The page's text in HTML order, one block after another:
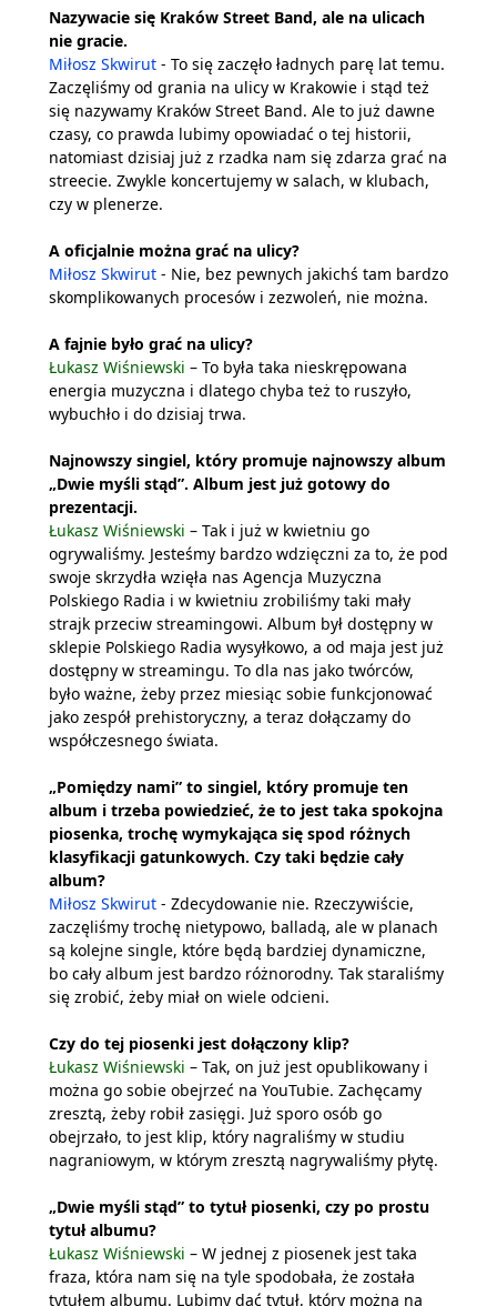
Nazywacie się Kraków Street Band, ale na ulicach
nie gracie.
Miłosz Skwirut - To się zaczęło ładnych parę lat temu.
Zaczęliśmy od grania na ulicy w Krakowie i stąd też
się nazywamy Kraków Street Band. Ale to już dawne
czasy, co prawda lubimy opowiadać o tej historii,
natomiast dzisiaj już z rzadka nam się zdarza grać na
streecie. Zwykle koncertujemy w salach, w klubach,
czy w plenerze.
A oficjalnie można grać na ulicy?
Miłosz Skwirut - Nie, bez pewnych jakichś tam bardzo
skomplikowanych procesów i zezwoleń, nie można.
A fajnie było grać na ulicy?
Łukasz Wiśniewski – To była taka nieskrępowana
energia muzyczna i dlatego chyba też to ruszyło,
wybuchło i do dzisiaj trwa.
Najnowszy singiel, który promuje najnowszy album
„Dwie myśli stąd”. Album jest już gotowy do
prezentacji.
Łukasz Wiśniewski – Tak i już w kwietniu go
ogrywaliśmy. Jesteśmy bardzo wdzięczni za to, że pod
swoje skrzydła wzięła nas Agencja Muzyczna
Polskiego Radia i w kwietniu zrobiliśmy taki mały
strajk przeciw streamingowi. Album był dostępny w
sklepie Polskiego Radia wysyłkowo, a od maja jest już
dostępny w streamingu. To dla nas jako twórców,
było ważne, żeby przez miesiąc sobie funkcjonować
jako zespół prehistoryczny, a teraz dołączamy do
współczesnego świata.
„Pomiędzy nami” to singiel, który promuje ten
album i trzeba powiedzieć, że to jest taka spokojna
piosenka, trochę wymykająca się spod różnych
klasyfikacji gatunkowych. Czy taki będzie cały
album?
Miłosz Skwirut - Zdecydowanie nie. Rzeczywiście,
zaczęliśmy trochę nietypowo, balladą, ale w planach
są kolejne single, które będą bardziej dynamiczne,
bo cały album jest bardzo różnorodny. Tak staraliśmy
się zrobić, żeby miał on wiele odcieni.
Czy do tej piosenki jest dołączony klip?
Łukasz Wiśniewski – Tak, on już jest opublikowany i
można go sobie obejrzeć na YouTubie. Zachęcamy
zresztą, żeby robił zasięgi. Już sporo osób go
obejrzało, to jest klip, który nagraliśmy w studiu
nagraniowym, w którym zresztą nagrywaliśmy płytę.
„Dwie myśli stąd” to tytuł piosenki, czy po prostu
tytuł albumu?
Łukasz Wiśniewski – W jednej z piosenek jest taka
fraza, która nam się na tyle spodobała, że została
tytułem albumu. Lubimy dać tytuł, który można na